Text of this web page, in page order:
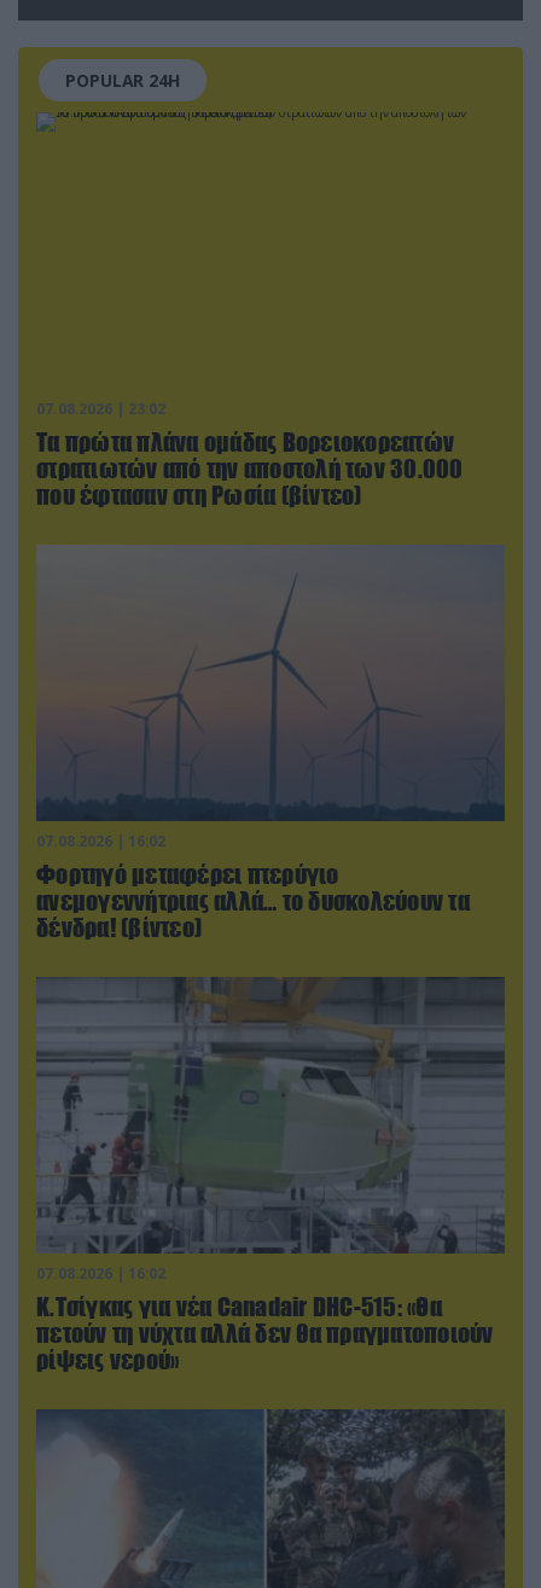
POPULAR 24H
07.08.2026 | 23:02
Τα πρώτα πλάνα ομάδας Βορειοκορεατών
στρατιωτών από την αποστολή των 30.000
που έφτασαν στη Ρωσία (βίντεο)
07.08.2026 | 16:02
Φορτηγό μεταφέρει πτερύγιο
ανεμογεννήτριας αλλά… το δυσκολεύουν τα
δένδρα! (βίντεο)
07.08.2026 | 16:02
Κ.Τσίγκας για νέα Canadair DHC-515: «Θα
πετούν τη νύχτα αλλά δεν θα πραγματοποιούν
ρίψεις νερού»